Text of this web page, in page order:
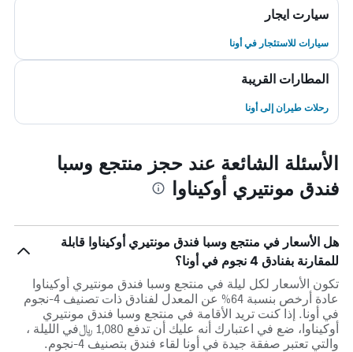
سيارت ايجار
سيارات للاستئجار في أونا
المطارات القريبة
رحلات طيران إلى أونا
الأسئلة الشائعة عند حجز منتجع وسبا
فندق مونتيري أوكيناوا
هل الأسعار في منتجع وسبا فندق مونتيري أوكيناوا قابلة
للمقارنة بفنادق 4 نجوم في أونا؟
تكون الأسعار لكل ليلة في منتجع وسبا فندق مونتيري أوكيناوا
عادة أرخص بنسبة 64% عن المعدل لفنادق ذات تصنيف 4-نجوم
في أونا. إذا كنت تريد الأقامة في منتجع وسبا فندق مونتيري
أوكيناوا، ضع في اعتبارك أنه عليك أن تدفع 1,080 ﷼في الليلة ،
والتي تعتبر صفقة جيدة في أونا لقاء فندق بتصنيف 4-نجوم.